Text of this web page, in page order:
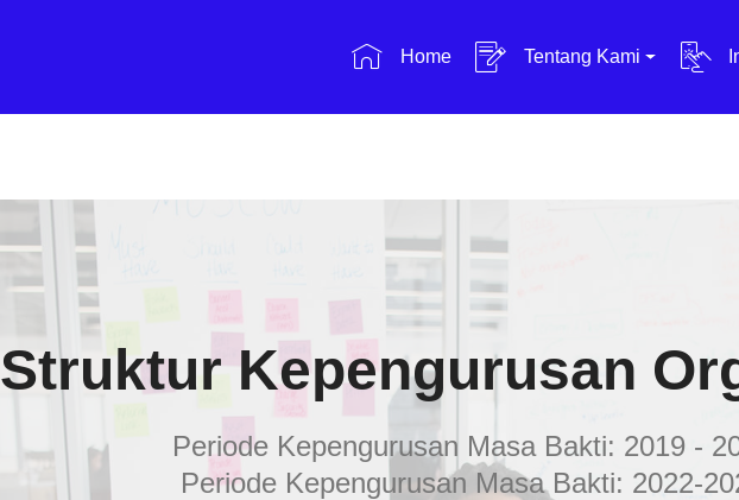
Home Tentang Kami
Struktur Kepengurusan
Periode Kepengurusan Masa Bakti: 2019 -
Periode Kepengurusan Masa Bakti: 2022-